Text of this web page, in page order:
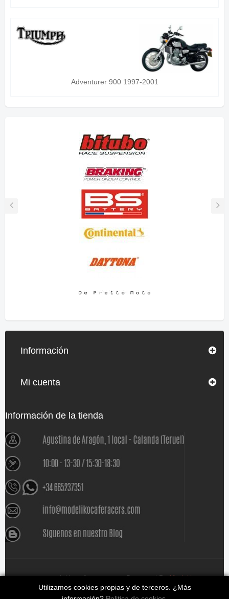
Adventurer 900 1997-2001
Información
Mi cuenta
Información de la tienda
Utilizamos cookies propias y de terceros. ¿Más
www.modelikocaferacers.com Designed By Modeliko